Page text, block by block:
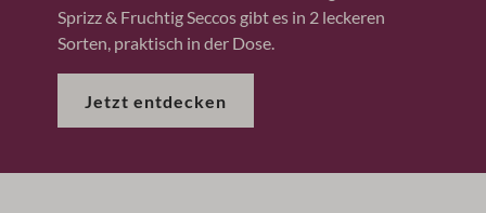
Sprizz & Fruchtig Seccos gibt es in 2 leckeren
Sorten, praktisch in der Dose.
Jetzt entdecken